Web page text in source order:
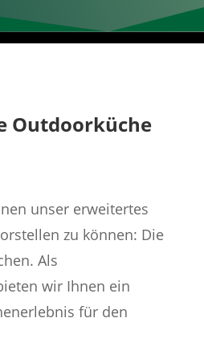
Outdoorküche
unser erweitertes
zu können: Die
Als
wir Ihnen ein
für den